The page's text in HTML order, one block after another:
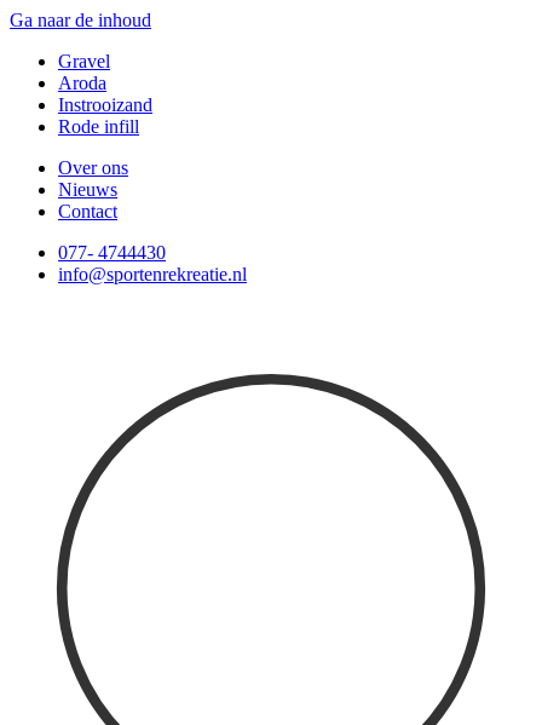
Ga naar de inhoud
Gravel
Aroda
Instrooizand
Rode infill
Over ons
Nieuws
Contact
077- 4744430
info@sportenrekreatie.nl